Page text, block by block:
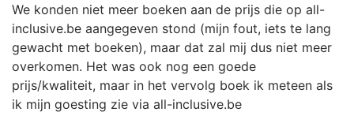
We konden niet meer boeken aan de prijs die op all-
inclusive.be aangegeven stond (mijn fout, iets te lang
gewacht met boeken), maar dat zal mij dus niet meer
overkomen. Het was ook nog een goede
prijs/kwaliteit, maar in het vervolg boek ik meteen als
ik mijn goesting zie via all-inclusive.be